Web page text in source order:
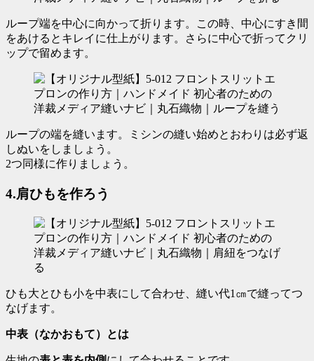
ループ端を中心に向かって折ります。この時、 中心にすき間
をあける とキレイに仕上がります。さらに中心で折ってクリ
ップで留めます。
ループの端を縫います。
ミシンの縫い始めとおわりは必ず返
しぬいをしましょう。
2つ同様に作りましょう。
4.肩ひもを作ろう
ひも大とひも小を中表にして合わせ、縫い代1㎝で縫ってつ
なげます。
中表（なかおもて）とは